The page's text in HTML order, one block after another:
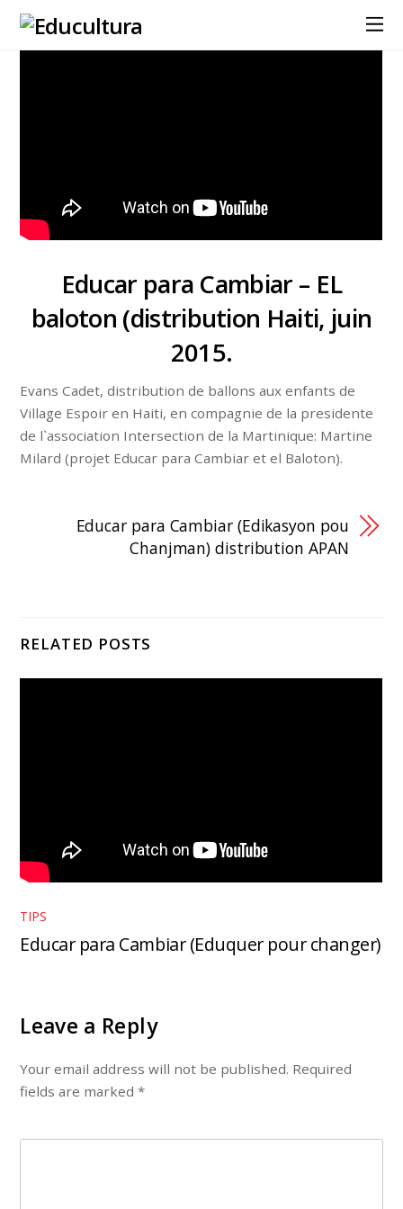
Educar para Cambiar – EL
baloton (distribution Haiti, juin
2015.
Evans Cadet, distribution de ballons aux enfants de
Village Espoir en Haiti, en compagnie de la presidente
de l`association Intersection de la Martinique: Martine
Milard (projet Educar para Cambiar et el Baloton).
Educar para Cambiar (Edikasyon pou
Chanjman) distribution APAN
RELATED POSTS
TIPS
Educar para Cambiar (Eduquer pour changer)
Leave a Reply
Your email address will not be published. Required
fields are marked*